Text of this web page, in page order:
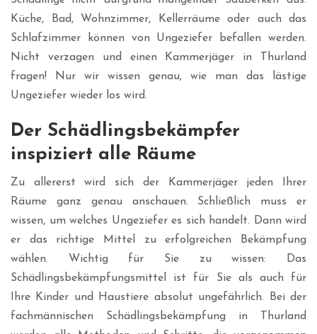
Küche, Bad, Wohnzimmer, Kellerräume oder auch das
Schlafzimmer können von Ungeziefer befallen werden.
Nicht verzagen und einen Kammerjäger in Thurland
fragen! Nur wir wissen genau, wie man das lästige
Ungeziefer wieder los wird.
Der Schädlingsbekämpfer
inspiziert alle Räume
Zu allererst wird sich der Kammerjäger jeden Ihrer
Räume ganz genau anschauen. Schließlich muss er
wissen, um welches Ungeziefer es sich handelt. Dann wird
er das richtige Mittel zu erfolgreichen Bekämpfung
wählen. Wichtig für Sie zu wissen: Das
Schädlingsbekämpfungsmittel ist für Sie als auch für
Ihre Kinder und Haustiere absolut ungefährlich. Bei der
fachmännischen Schädlingsbekämpfung in Thurland